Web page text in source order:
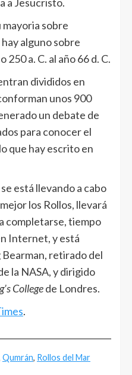
mayoria sobre
alguno sobre
250 a. C. al año 66 d. C.
divididos en
unos 900
un debate de
para conocer el
que hay escrito en
está llevando a cabo
los Rollos, llevará
completarse, tiempo
Internet, y está
retirado del
la NASA, y dirigido
Collegede Londres.
.
Qumrán, Rollos del Mar